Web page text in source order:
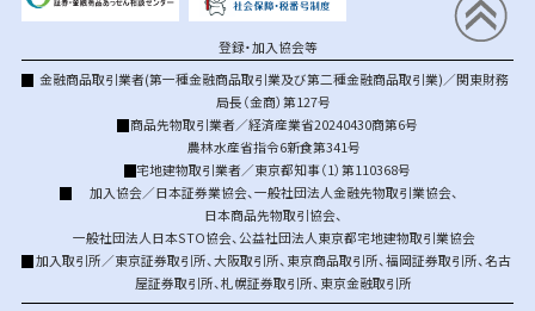
登録・加入協会等
金融商品取引業者(第一種金融商品取引業及び第二種金融商品取引業)／関東財務
局長（金商）第127号
商品先物取引業者／経済産業省20240430商第6号
農林水産省指令6新食第341号
宅地建物取引業者／東京都知事（1）第110368号
加入協会／日本証券業協会、一般社団法人金融先物取引業協会、
日本商品先物取引協会、
一般社団法人日本STO協会、公益社団法人東京都宅地建物取引業協会
加入取引所／東京証券取引所、大阪取引所、 東京商品取引所、福岡証券取引所、名古
屋証券取引所、札幌証券取引所、 東京金融取引所